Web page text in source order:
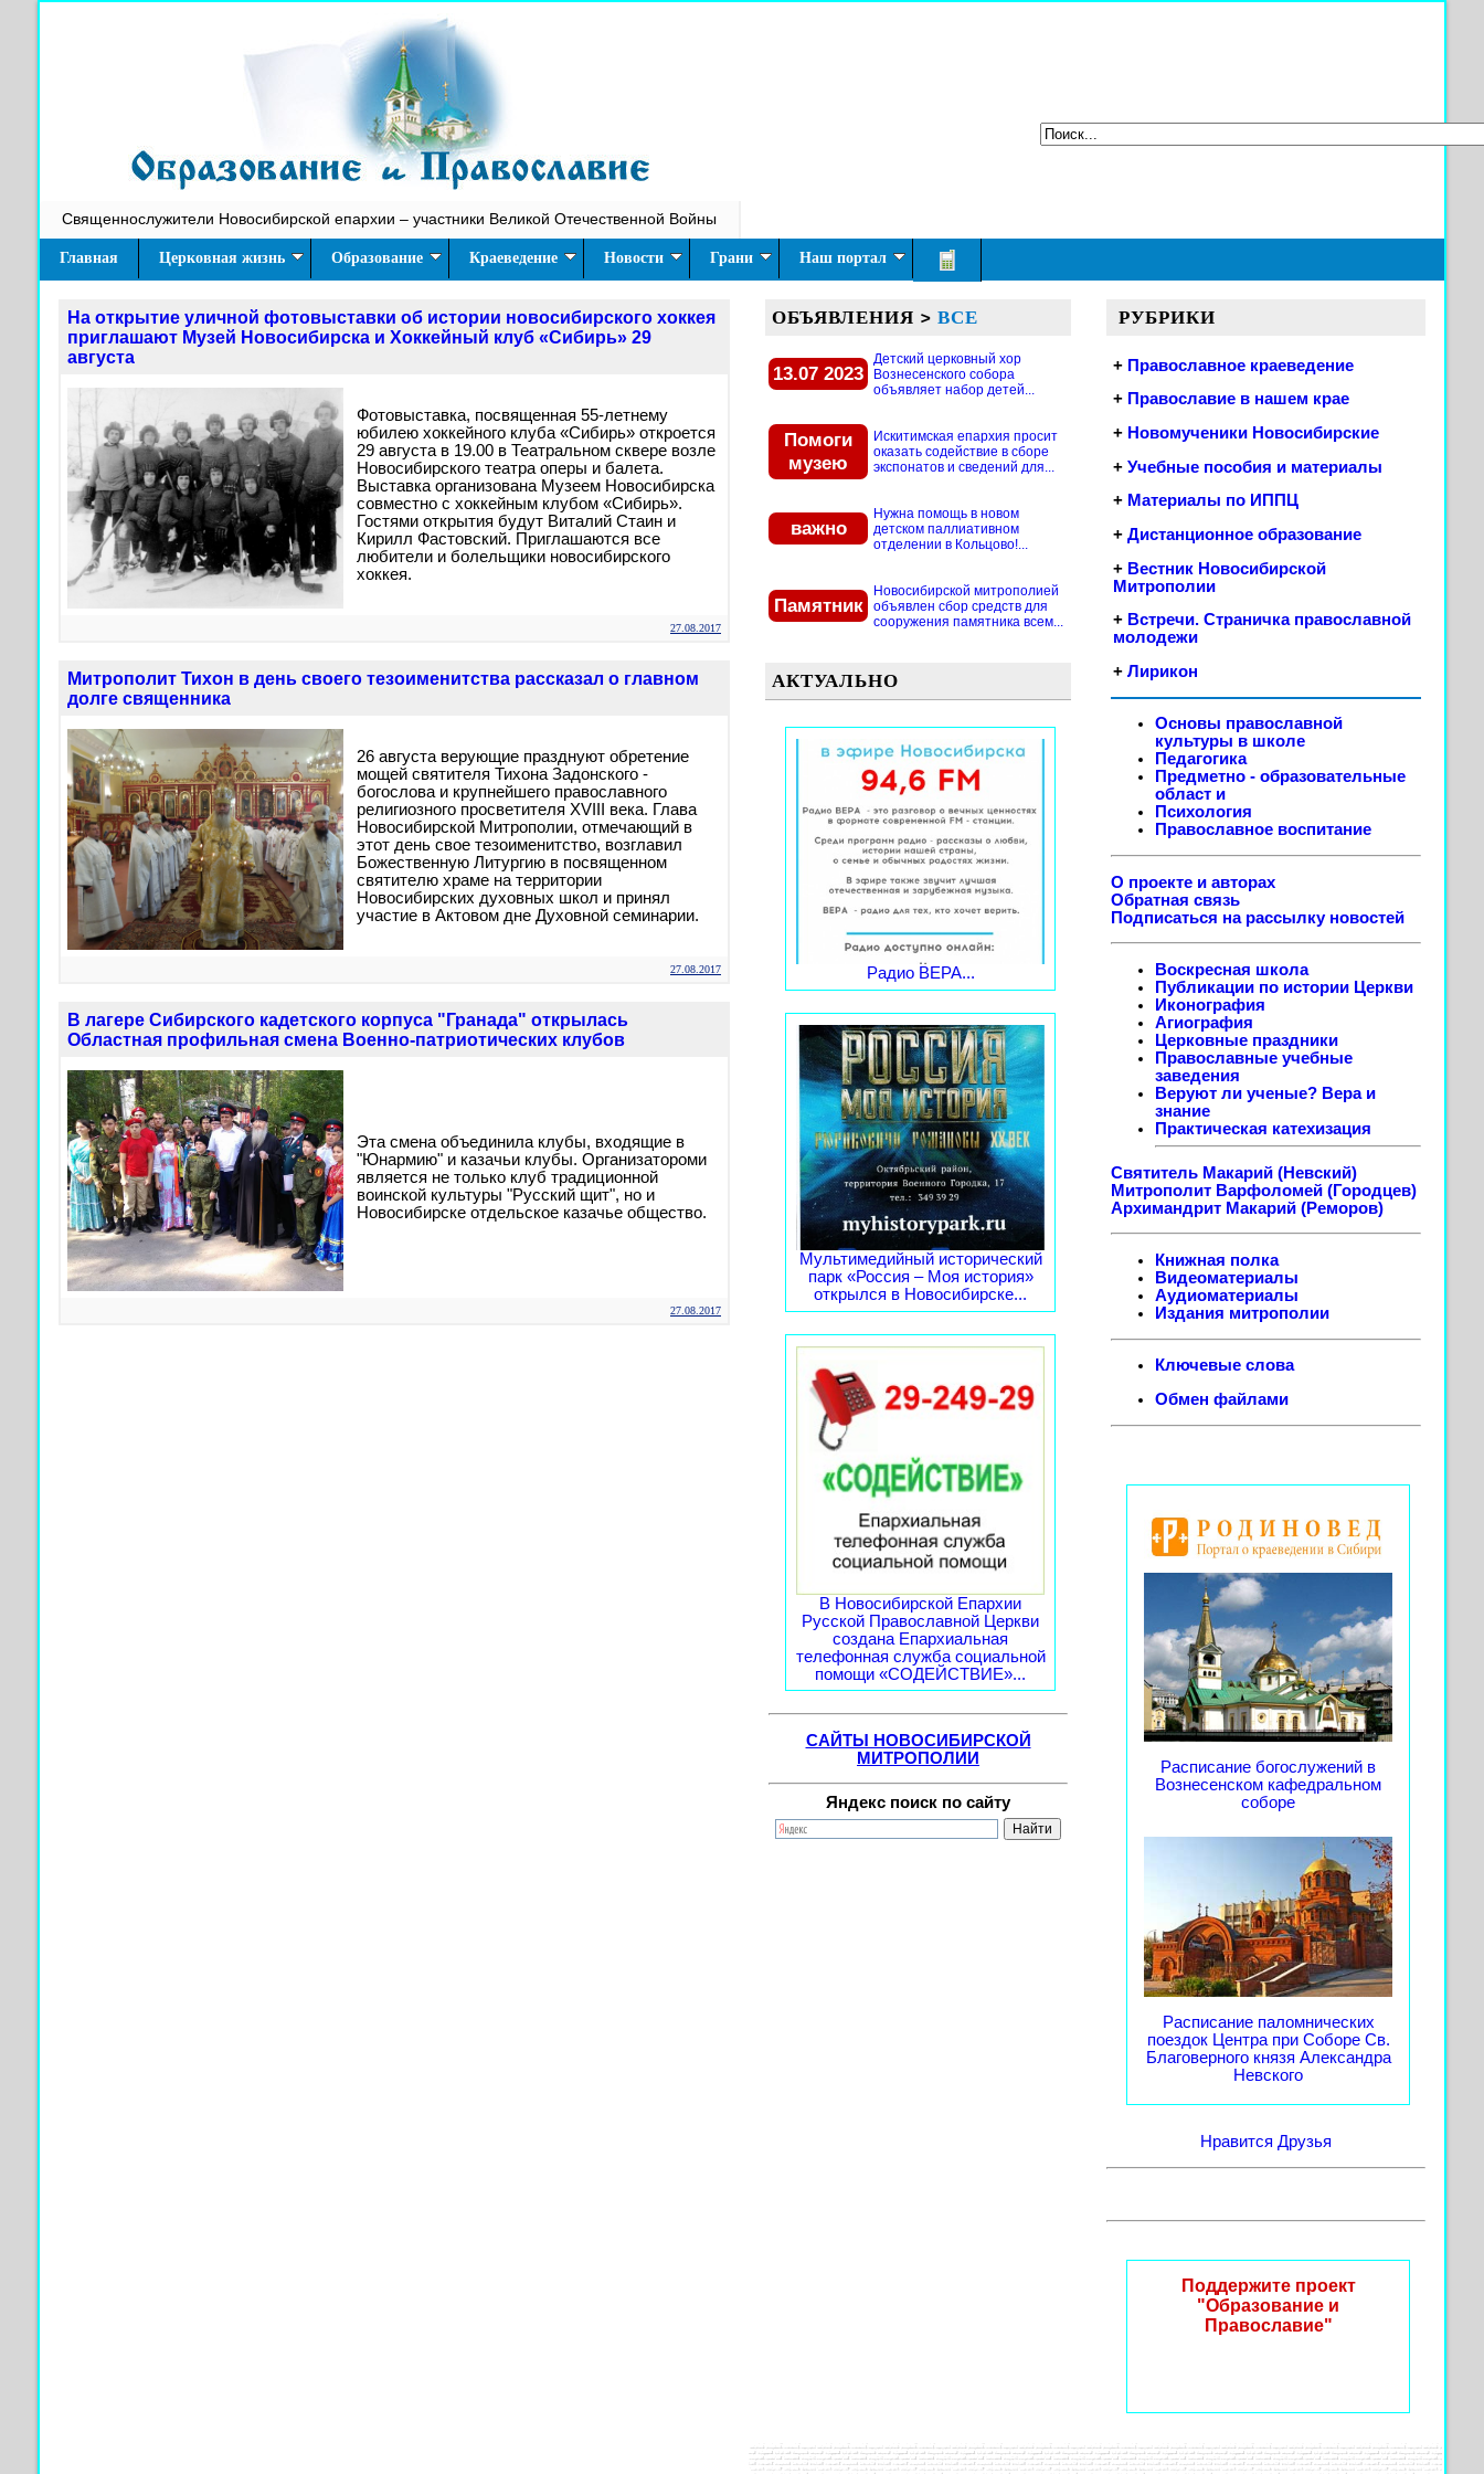
Священнослужители Новосибирской епархии – участники Великой Отечественной Войны
Главная Церковная жизнь Образование Краеведение Новости Грани Наш портал
На открытие уличной фотовыставки об истории новосибирского хоккея
приглашают Музей Новосибирска и Хоккейный клуб «Сибирь» 29
августа
Фотовыставка, посвященная 55-летнему
юбилею хоккейного клуба «Сибирь» откроется
29 августа в 19.00 в Театральном сквере возле
Новосибирского театра оперы и балета.
Выставка организована Музеем Новосибирска
совместно с хоккейным клубом «Сибирь».
Гостями открытия будут Виталий Стаин и
Кирилл Фастовский. Приглашаются все
любители и болельщики новосибирского
хоккея.
27.08.2017
Митрополит Тихон в день своего тезоименитства рассказал о главном
долге священника
26 августа верующие празднуют обретение
мощей святителя Тихона Задонского -
богослова и крупнейшего православного
религиозного просветителя XVIII века. Глава
Новосибирской Митрополии, отмечающий в
этот день свое тезоименитство, возглавил
Божественную Литургию в посвященном
святителю храме на территории
Новосибирских духовных школ и принял
участие в Актовом дне Духовной семинарии.
27.08.2017
В лагере Сибирского кадетского корпуса "Гранада" открылась
Областная профильная смена Военно-патриотических клубов
Эта смена объединила клубы, входящие в
"Юнармию" и казачьи клубы. Организатороми
является не только клуб традиционной
воинской культуры "Русский щит", но и
Новосибирске отдельское казачье общество.
27.08.2017
ОБЪЯВЛЕНИЯ > ВСЕ
13.07 2023
Детский церковный хор
Вознесенского собора
объявляет набор детей...
Помоги
музею
Искитимская епархия просит
оказать содействие в сборе
экспонатов и сведений для...
важно
Нужна помощь в новом
детском паллиативном
отделении в Кольцово!...
Памятник
Новосибирской митрополией
объявлен сбор средств для
сооружения памятника всем...
АКТУАЛЬНО
Радио ВЕРА...
Мультимедийный исторический
парк «Россия – Моя история»
открылся в Новосибирске...
В Новосибирской Епархии
Русской Православной Церкви
создана Епархиальная
телефонная служба социальной
помощи «СОДЕЙСТВИЕ»...
САЙТЫ НОВОСИБИРСКОЙ
МИТРОПОЛИИ
Яндекс поиск по сайту
РУБРИКИ
+ Православное краеведение
+ Православие в нашем крае
+ Новомученики Новосибирские
+ Учебные пособия и материалы
+ Материалы по ИППЦ
+ Дистанционное образование
+ Вестник Новосибирской
Митрополии
+ Встречи. Страничка православной
молодежи
+ Лирикон
Основы православной
культуры в школе
Педагогика
Предметно - образовательные
област и
Психология
Православное воспитание
О проекте и авторах
Обратная связь
Подписаться на рассылку новостей
Воскресная школа
Публикации по истории Церкви
Иконография
Агиография
Церковные праздники
Православные учебные
заведения
Веруют ли ученые? Вера и
знание
Практическая катехизация
Святитель Макарий (Невский)
Митрополит Варфоломей (Городцев)
Архимандрит Макарий (Реморов)
Книжная полка
Видеоматериалы
Аудиоматериалы
Издания митрополии
Ключевые слова
Обмен файлами
Расписание богослужений в
Вознесенском кафедральном
соборе
Расписание паломнических
поездок Центра при Соборе Св.
Благоверного князя Александра
Невского
Нравится Друзья
Поддержите проект
"Образование и
Православие"